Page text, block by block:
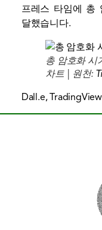
프레스 타임에 총
달했습니다.
총 암호화 시
차트 | 원천:
Dall.e,